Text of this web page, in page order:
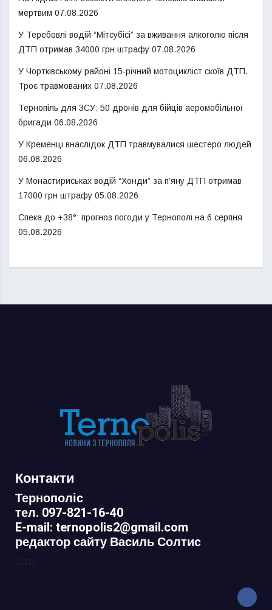
мертвим 07.08.2026
У Теребовлі водій “Мітсубісі” за вживання алкоголю після
ДТП отримав 34000 грн штрафу 07.08.2026
У Чортківському районі 15-річний мотоцикліст скоїв ДТП.
Троє травмованих 07.08.2026
Тернопіль для ЗСУ: 50 дронів для бійців аеромобільної
бригади 06.08.2026
У Кременці внаслідок ДТП травмувалися шестеро людей
06.08.2026
У Монастириськах водій “Хонди” за п’яну ДТП отримав
17000 грн штрафу 05.08.2026
Спека до +38°: прогноз погоди у Тернополі на 6 серпня
05.08.2026